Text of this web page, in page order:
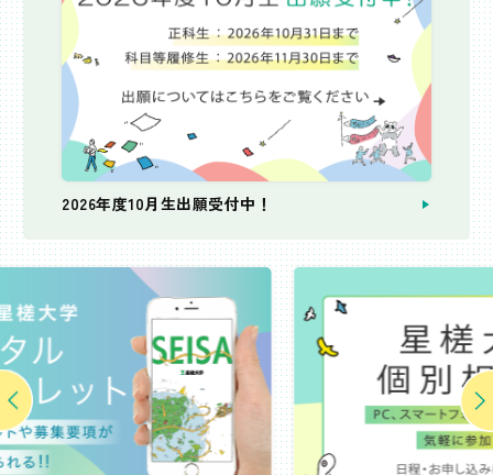
2026年度10月生出願受付中！